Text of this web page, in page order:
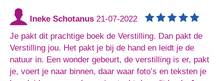
Ineke Schotanus 21-07-2022
Je pakt dit prachtige boek de Verstilling. Dan pakt de
Verstilling jou. Het pakt je bij de hand en leidt je de
natuur in. Een wonder gebeurt, de verstilling is er, pakt
je, voert je naar binnen, daar waar foto’s en teksten je